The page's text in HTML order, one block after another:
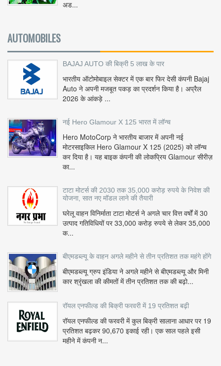
अड...
AUTOMOBILES
BAJAJ AUTO की बिक्री 5 लाख के पार
भारतीय ऑटोमोबाइल सेक्टर में एक बार फिर देसी कंपनी Bajaj
Auto ने अपनी मजबूत पकड़ का प्रदर्शन किया है। अप्रैल
2026 के आंकड़े ...
नई Hero Glamour X 125 भारत में लॉन्च
Hero MotoCorp ने भारतीय बाजार में अपनी नई
मोटरसाइकिल Hero Glamour X 125 (2025) को लॉन्च
कर दिया है। यह बाइक कंपनी की लोकप्रिय Glamour सीरीज़
का...
टाटा मोटर्स की 2030 तक 35,000 करोड़ रुपये के निवेश की
योजना, सात नए मॉडल लाने की तैयारी
घरेलू वाहन विनिर्माता टाटा मोटर्स ने अगले चार वित्त वर्षों में 30
उत्पाद गतिविधियों पर 33,000 करोड़ रुपये से लेकर 35,000
क...
बीएमडब्ल्यू के वाहन अगले महीने से तीन प्रतिशत तक महंगे होंगे
बीएमडब्ल्यू ग्रुप इंडिया ने अगले महीने से बीएमडब्ल्यू और मिनी
कार श्रृंखला की कीमतों में तीन प्रतिशत तक की बढ़ो...
रॉयल एनफील्ड की बिक्री फरवरी में 19 प्रतिशत बढ़ी
रॉयल एनफील्ड की फरवरी में कुल बिक्री सालाना आधार पर 19
प्रतिशत बढ़कर 90,670 इकाई रही। एक साल पहले इसी
महीने में कंपनी न...